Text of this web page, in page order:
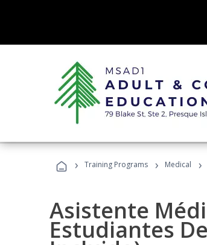
› Training Programs › Medical ›
Asistente
Estudiantes